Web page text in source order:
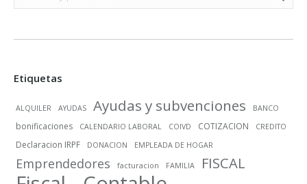
Etiquetas
ALQUILER AYUDAS Ayudas y subvenciones BANCO
bonificaciones CALENDARIO LABORAL COIVD COTIZACION CREDITO
Declaracion IRPF DONACION EMPLEADA DE HOGAR
Emprendedores facturacion FAMILIA FISCAL